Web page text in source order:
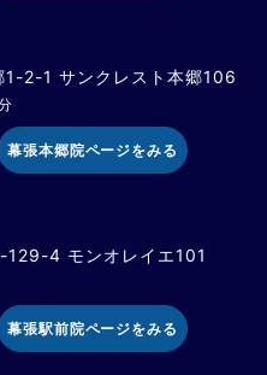
1-2-1 サンクレスト本郷106
幕張本郷院ページをみる
129-4 モンオレイエ101
幕張駅前院ページをみる